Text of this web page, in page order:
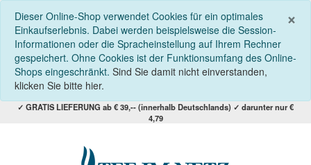
×
Dieser Online-Shop verwendet Cookies für ein optimales
Einkaufserlebnis. Dabei werden beispielsweise die Session-
Informationen oder die Spracheinstellung auf Ihrem Rechner
gespeichert. Ohne Cookies ist der Funktionsumfang des Online-
Shops eingeschränkt. Sind Sie damit nicht einverstanden,
klicken Sie bitte hier.
✓ GRATIS LIEFERUNG ab € 39,-- (innerhalb Deutschlands) ✓ darunter nur €
4,79